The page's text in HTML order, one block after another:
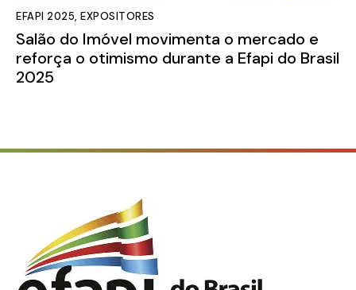
EFAPI 2025, EXPOSITORES
Salão do Imóvel movimenta o mercado e
reforça o otimismo durante a Efapi do Brasil
2025